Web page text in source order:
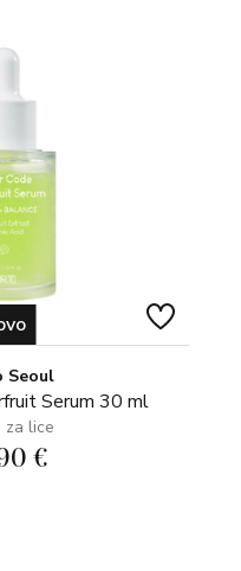
Seoul
Serum 30 ml
za lice
€